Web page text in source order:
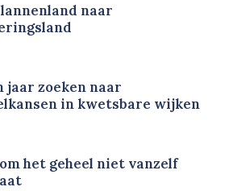
naar
jaar zoeken naar
in kwetsbare wijken
het geheel niet vanzelf